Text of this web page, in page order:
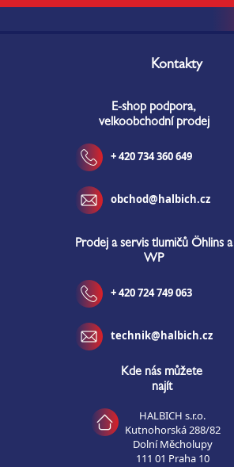
Kontakty
E-shop podpora,
velkoobchodní prodej
+ 420 734 360 649
obchod@halbich.cz
Prodej a servis tlumičů Öhlins a
WP
+ 420 724 749 063
technik@halbich.cz
Kde nás můžete
najít
HALBICH s.r.o.
Kutnohorská 288/82
Dolní Měcholupy
111 01 Praha 10